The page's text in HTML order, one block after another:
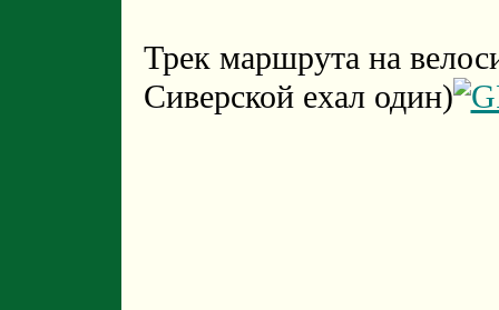
Трек маршрута на
Сиверской ехал один)